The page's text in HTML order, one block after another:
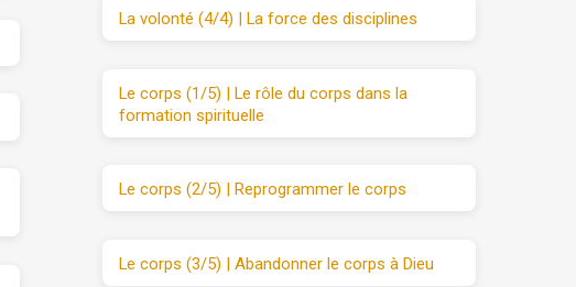
La volonté (4/4) | La force des disciplines
Le corps (1/5) | Le rôle du corps dans la
formation spirituelle
Le corps (2/5) | Reprogrammer le corps
Le corps (3/5) | Abandonner le corps à Dieu